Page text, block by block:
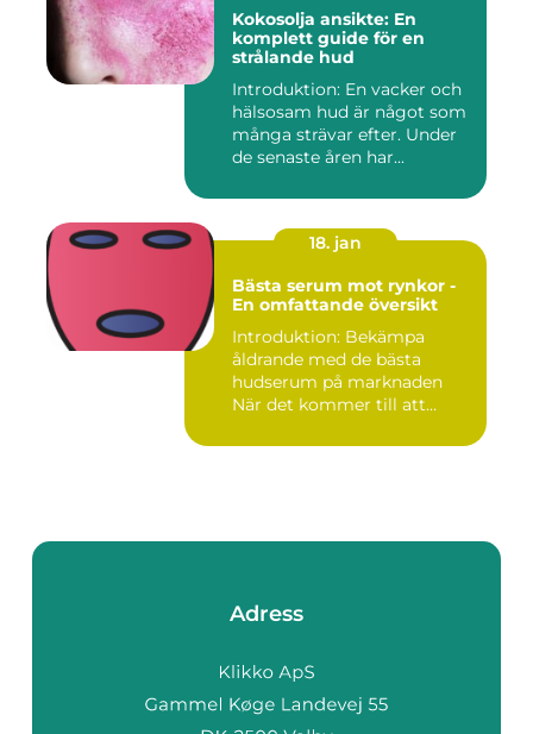
Kokosolja ansikte: En
komplett guide för en
strålande hud
Introduktion: En vacker och
hälsosam hud är något som
många strävar efter. Under
de senaste åren har...
18. jan
Bästa serum mot rynkor -
En omfattande översikt
Introduktion: Bekämpa
åldrande med de bästa
hudserum på marknaden
När det kommer till att
Adress